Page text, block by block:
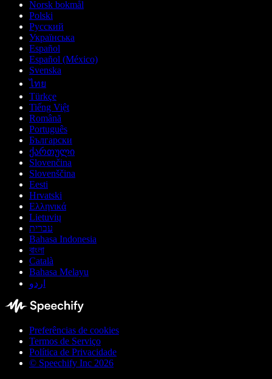
Norsk bokmål
Polski
Русский
Українська
Español
Español (México)
Svenska
ไทย
Türkçe
Tiếng Việt
Română
Português
Български
ქართული
Slovenčina
Slovenščina
Eesti
Hrvatski
Ελληνικά
Lietuvių
עברית
Bahasa Indonesia
বাংলা
Català
Bahasa Melayu
اردو
Preferências de cookies
Termos de Serviço
Política de Privacidade
© Speechify Inc 2026